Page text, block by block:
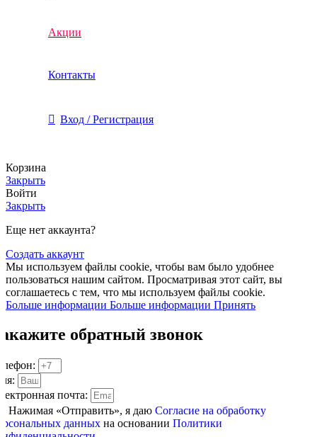
Акции
Контакты
Вход / Регистрация
Корзина
Закрыть
Войти
Закрыть
Еще нет аккаунта?
Создать аккаунт
Мы используем файлы cookie, чтобы вам было удобнее
пользоваться нашим сайтом. Просматривая этот сайт, вы
соглашаетесь с тем, что мы используем файлы cookie.
Больше информации Больше информации Принять
обратный звонок
почта:
Нажимая «Отправить», я даю Согласие на обработку
данных на основании Политики